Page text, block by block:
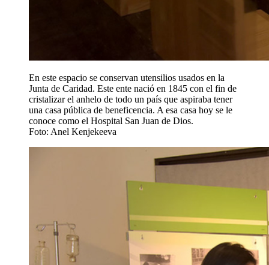
En este espacio se conservan utensilios usados en la
Junta de Caridad. Este ente nació en 1845 con el fin de
cristalizar el anhelo de todo un país que aspiraba tener
una casa pública de beneficencia. A esa casa hoy se le
conoce como el Hospital San Juan de Dios.
Foto: Anel Kenjekeeva